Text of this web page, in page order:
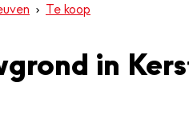
Te koop
in